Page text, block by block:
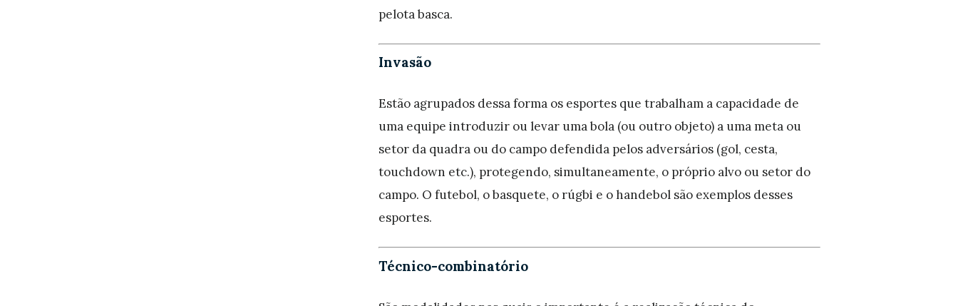
pelota basca.
Invasão
Estão agrupados dessa forma os esportes que trabalham a capacidade de
uma equipe introduzir ou levar uma bola (ou outro objeto) a uma meta ou
setor da quadra ou do campo defendida pelos adversários (gol, cesta,
touchdown etc.), protegendo, simultaneamente, o próprio alvo ou setor do
campo. O futebol, o basquete, o rúgbi e o handebol são exemplos desses
esportes.
Técnico-combinatório